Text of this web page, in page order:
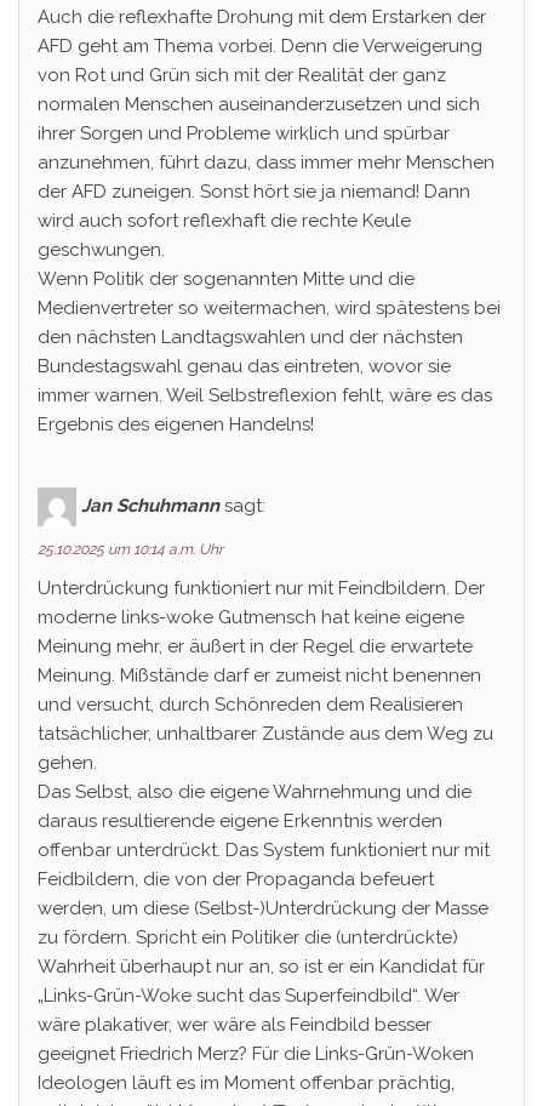
Auch die reflexhafte Drohung mit dem Erstarken der
AFD geht am Thema vorbei. Denn die Verweigerung
von Rot und Grün sich mit der Realität der ganz
normalen Menschen auseinanderzusetzen und sich
ihrer Sorgen und Probleme wirklich und spürbar
anzunehmen, führt dazu, dass immer mehr Menschen
der AFD zuneigen. Sonst hört sie ja niemand! Dann
wird auch sofort reflexhaft die rechte Keule
geschwungen.
Wenn Politik der sogenannten Mitte und die
Medienvertreter so weitermachen, wird spätestens bei
den nächsten Landtagswahlen und der nächsten
Bundestagswahl genau das eintreten, wovor sie
immer warnen. Weil Selbstreflexion fehlt, wäre es das
Ergebnis des eigenen Handelns!
Jan Schuhmann sagt:
25.10.2025 um 10:14 a.m. Uhr
Unterdrückung funktioniert nur mit Feindbildern. Der
moderne links-woke Gutmensch hat keine eigene
Meinung mehr, er äußert in der Regel die erwartete
Meinung. Mißstände darf er zumeist nicht benennen
und versucht, durch Schönreden dem Realisieren
tatsächlicher, unhaltbarer Zustände aus dem Weg zu
gehen.
Das Selbst, also die eigene Wahrnehmung und die
daraus resultierende eigene Erkenntnis werden
offenbar unterdrückt. Das System funktioniert nur mit
Feidbildern, die von der Propaganda befeuert
werden, um diese (Selbst-)Unterdrückung der Masse
zu fördern. Spricht ein Politiker die (unterdrückte)
Wahrheit überhaupt nur an, so ist er ein Kandidat für
„Links-Grün-Woke sucht das Superfeindbild“. Wer
wäre plakativer, wer wäre als Feindbild besser
geeignet Friedrich Merz? Für die Links-Grün-Woken
Ideologen läuft es im Moment offenbar prächtig,